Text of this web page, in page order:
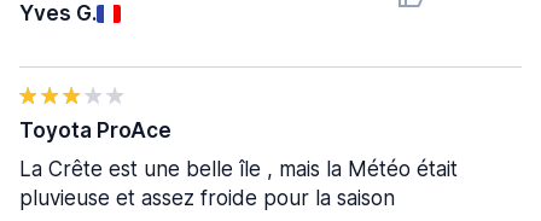
Yves G.
Toyota ProAce
La Crête est une belle île , mais la Météo était
pluvieuse et assez froide pour la saison